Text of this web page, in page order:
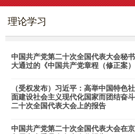
理论学习
中国共产党第二十次全国代表大会秘
大通过的《中国共产党章程（修正案
（受权发布）习近平：高举中国特色
面建设社会主义现代化国家而团结奋
二十次全国代表大会上的报告
中国共产党第二十次全国代表大会在